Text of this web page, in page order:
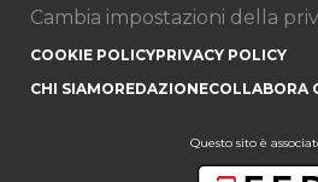
Cambia impostazioni della
COOKIE POLICYPRIVACY POLICY
CHI SIAMOREDAZIONECOLLABORA
Questo sito è